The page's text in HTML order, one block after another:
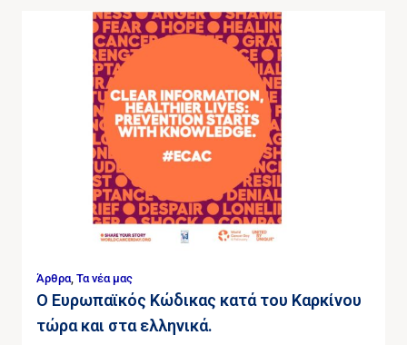
Άρθρα Τα νέα μας
Ο Ευρωπαϊκός Κώδικας κατά του Καρκίνου
τώρα και στα ελληνικά.